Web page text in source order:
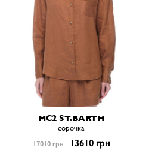
MC2 ST.BARTH
сорочка
17010 грн 13610 грн